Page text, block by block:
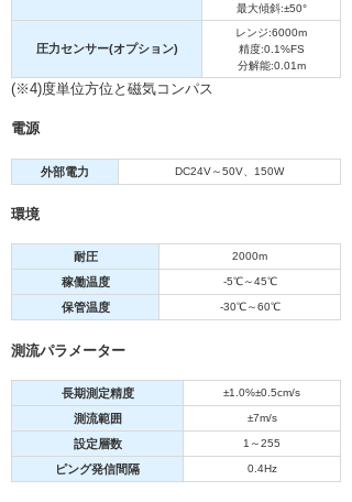
最大傾斜:±50°
圧力センサー(オプション)
レンジ:6000m
精度:0.1%FS
分解能:0.01m
(※4)度単位方位と磁気コンパス
電源
外部電力 DC24V～50V、150W
環境
耐圧 2000m
稼働温度 -5℃～45℃
保管温度 -30℃～60℃
測流パラメーター
長期測定精度 ±1.0%±0.5cm/s
測流範囲 ±7m/s
設定層数 1～255
ピング発信間隔 0.4Hz